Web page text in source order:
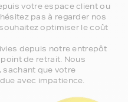
votre espace client ou
pas à regarder nos
optimiser le coût
depuis notre entrepôt
de retrait. Nous
sachant que votre
avec impatience.